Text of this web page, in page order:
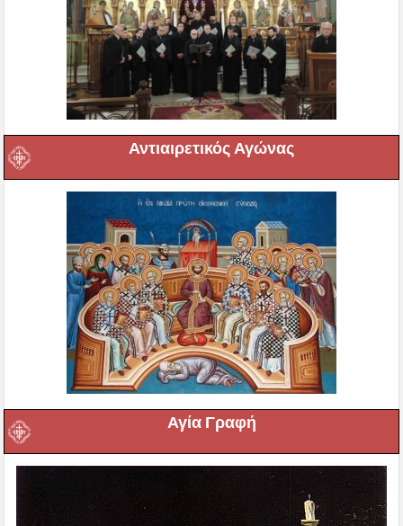
Αντιαιρετικός Αγώνας
Αγία Γραφή